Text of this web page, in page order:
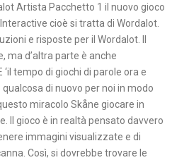
Artista Pacchetto 1 il nuovo gioco
cioè si tratta di Wordalot.
e risposte per il Wordalot. Il
ma d’altra parte è anche
tempo di giochi di parole ora e
di nuovo per noi in modo
miracolo Skåne giocare in
Il gioco è in realtà pensato davvero
immagini visualizzate e di
Così, si dovrebbe trovare le